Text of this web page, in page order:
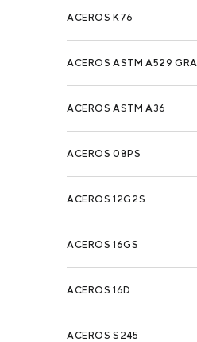
ACEROS K76
ACEROS ASTM A529
ACEROS ASTM A36
ACEROS 08PS
ACEROS 12G2S
ACEROS 16GS
ACEROS 16D
ACEROS S245